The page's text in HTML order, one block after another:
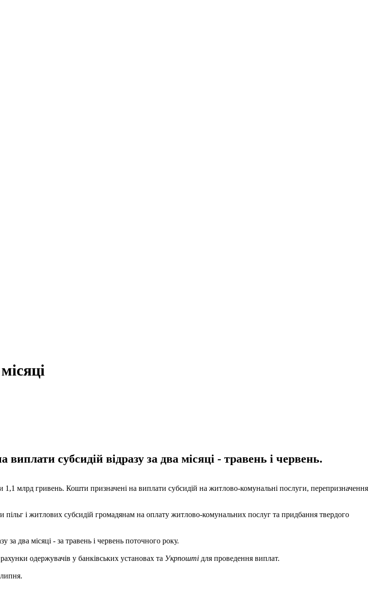
субсидій відразу за два місяці - травень і червень.
1,1 млрд гривень. Кошти призначені на виплати субсидій на житлово-комунальні послуги, перепризначення
і житлових субсидій громадянам на оплату житлово-комунальних послуг та придбання твердого
за два місяці - за травень і червень поточного року.
одержувачів у банківських установах та Укрпошті для проведення виплат.